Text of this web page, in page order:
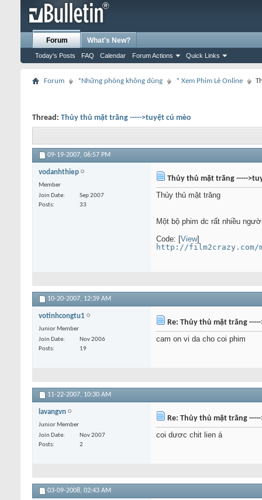
Forum
Today's Posts FAQ Calendar Forum Actions Quick Links
What's New?
Forum *Những phòng không dùng * Xem Phim Lẻ Online
Thread: Thủy thủ mặt trăng ----->tuyệt cú mèo
09-19-2007, 06:57 PM
vodanhthiep
Member
Join Date
Sep 2007
Posts
33
Thủy thủ mặt trăng -----
Thủy thủ mặt trăng
Một bộ phim dc rất nhiều
Code: [View]
http://film2crazy.com/
10-20-2007, 12:39 AM
votinhcongtu1
Junior Member
Join Date
Nov 2006
Posts
19
Re: Thủy thủ mặt trăng
cam on vi da cho coi phim
11-22-2007, 10:30 AM
lavangvn
Junior Member
Join Date
Nov 2007
Posts
2
Re: Thủy thủ mặt trăng
coi dươc chit lien á
03-09-2008, 02:43 AM